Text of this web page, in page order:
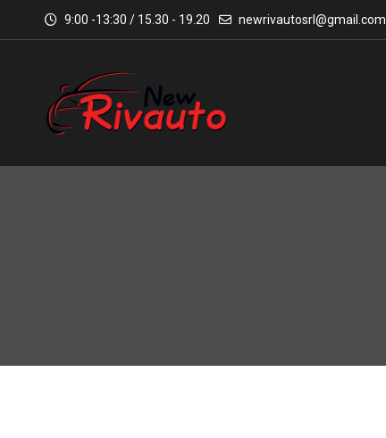
9:00 -13:30 / 15.30 - 19.20 newrivautosrl@gmail.com